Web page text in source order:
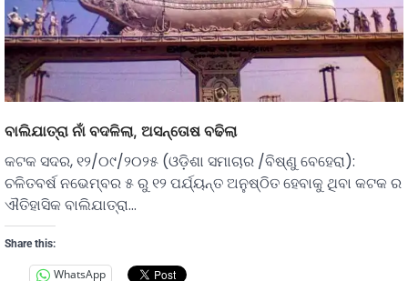
ବାଲିଯାତ୍ରା ନାଁ ବଦଳିଲା, ଅସନ୍ତୋଷ ବଢିଲା
କଟକ ସଦର, ୧୨/୦୯/୨୦୨୫ (ଓଡ଼ିଶା ସମାଚାର /ବିଷ୍ଣୁ ବେହେରା):
ଚଳିତବର୍ଷ ନଭେମ୍ବର ୫ ରୁ ୧୨ ପର୍ଯ୍ୟନ୍ତ ଅନୁଷ୍ଠିତ ହେବାକୁ ଥିବା କଟକ ର
ଐତିହାସିକ ବାଲିଯାତ୍ରା…
Share this:
WhatsApp